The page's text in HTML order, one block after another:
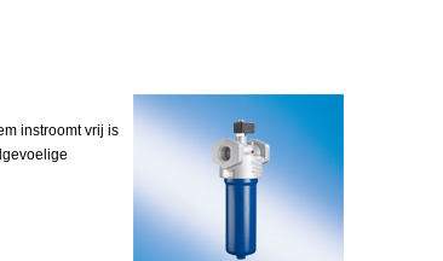
instroomt vrij is